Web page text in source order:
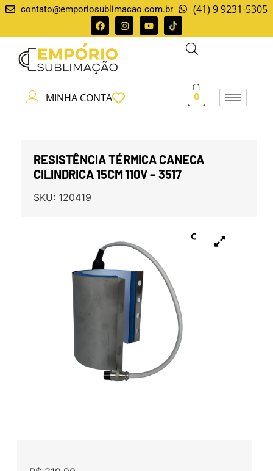
contato@emporiosublimacao.com.br (41) 9 9231-5305
MINHA CONTA 0
RESISTÊNCIA TÉRMICA CANECA
CILINDRICA 15CM 110V – 3517
SKU: 120419